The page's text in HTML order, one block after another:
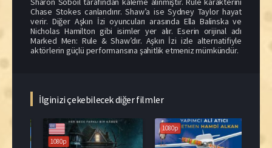
Chase Stokes canlandırır. Shaw’a ise Sydney Taylor hayat
verir. Diğer Aşkın İzi oyuncuları arasında Ella Balinska ve
Nicholas Hamilton gibi isimler yer alır. Eserin orijinal adı
Marked Men: Rule & Shaw’dır. Aşkın İzi izle alternatifiyle
aktörlerin güçlü performansına şahitlik etmeniz mümkündür.
İlginizi çekebilecek diğer filmler
1080p
1080p